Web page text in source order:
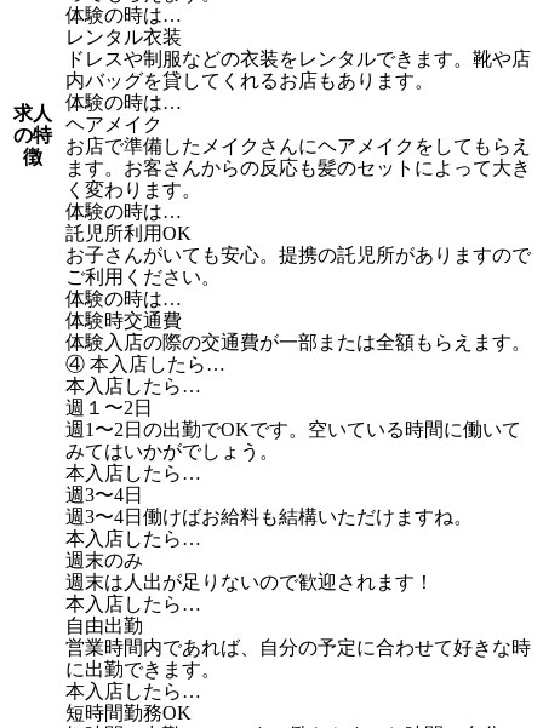
求人
の特
徴
体験の時は…
レンタル衣装
ドレスや制服などの衣装をレンタルできます。靴や店
内バッグを貸してくれるお店もあります。
体験の時は…
ヘアメイク
お店で準備したメイクさんにヘアメイクをしてもらえ
ます。お客さんからの反応も髪のセットによって大き
く変わります。
体験の時は…
託児所利用OK
お子さんがいても安心。提携の託児所がありますので
ご利用ください。
体験の時は…
体験時交通費
体験入店の際の交通費が一部または全額もらえます。
④ 本入店したら…
本入店したら…
週１〜2日
週1〜2日の出勤でOKです。空いている時間に働いて
みてはいかがでしょう。
本入店したら…
週3〜4日
週3〜4日働けばお給料も結構いただけますね。
本入店したら…
週末のみ
週末は人出が足りないので歓迎されます！
本入店したら…
自由出勤
営業時間内であれば、自分の予定に合わせて好きな時
に出勤できます。
本入店したら…
短時間勤務OK